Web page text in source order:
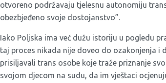
otvoreno podržavaju tjelesnu autonomiju
obezbjeđeno svoje dostojanstvo”.
Iako Poljska ima već dužu istoriju u pogledu
taj proces nikada nije doveo do ozakonjenja i
prisiljavali trans osobe koje traže priznanje
svojom djecom na sudu, da im vještaci